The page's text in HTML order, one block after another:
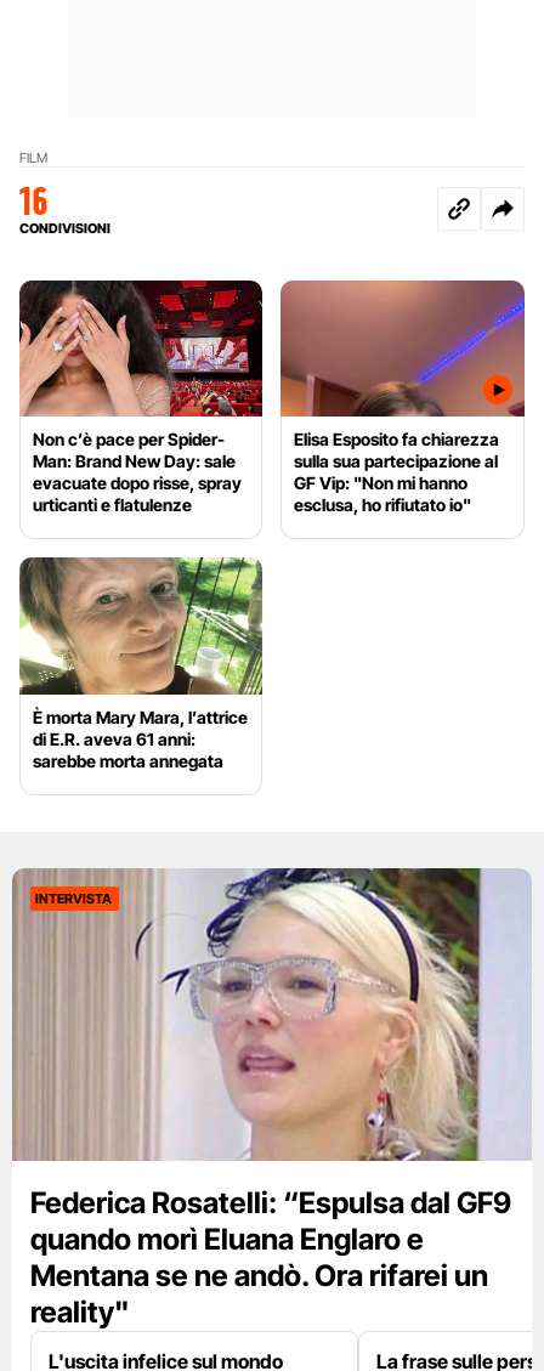
FILM
16
CONDIVISIONI
Non c’è pace per Spider-
Man: Brand New Day: sale
evacuate dopo risse, spray
urticanti e flatulenze
Elisa Esposito fa chiarezza
sulla sua partecipazione al
GF Vip: "Non mi hanno
esclusa, ho rifiutato io"
È morta Mary Mara, l’attrice
di E.R. aveva 61 anni:
sarebbe morta annegata
INTERVISTA
Federica Rosatelli: “Espulsa dal GF9
quando morì Eluana Englaro e
Mentana se ne andò. Ora rifarei un
reality"
L'uscita infelice sul mondo La frase sulle